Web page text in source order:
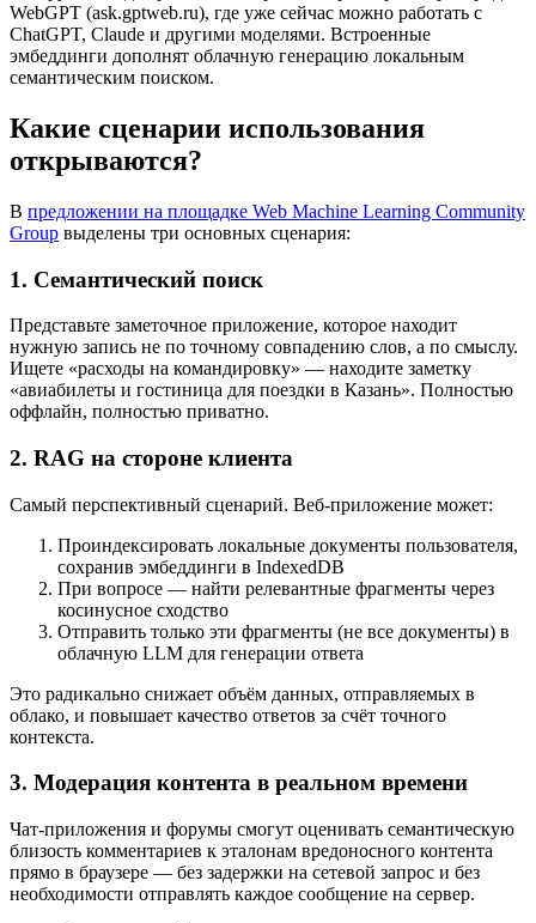
WebGPT (ask.gptweb.ru), где уже сейчас можно работать с
ChatGPT, Claude и другими моделями. Встроенные
эмбеддинги дополнят облачную генерацию локальным
семантическим поиском.
Какие сценарии использования
открываются?
В предложении на площадке Web Machine Learning Community
Group выделены три основных сценария:
1. Семантический поиск
Представьте заметочное приложение, которое находит
нужную запись не по точному совпадению слов, а по смыслу.
Ищете «расходы на командировку» — находите заметку
«авиабилеты и гостиница для поездки в Казань». Полностью
оффлайн, полностью приватно.
2. RAG на стороне клиента
Самый перспективный сценарий. Веб-приложение может:
Проиндексировать локальные документы пользователя,
сохранив эмбеддинги в IndexedDB
При вопросе — найти релевантные фрагменты через
косинусное сходство
Отправить только эти фрагменты (не все документы) в
облачную LLM для генерации ответа
Это радикально снижает объём данных, отправляемых в
облако, и повышает качество ответов за счёт точного
контекста.
3. Модерация контента в реальном времени
Чат-приложения и форумы смогут оценивать семантическую
близость комментариев к эталонам вредоносного контента
прямо в браузере — без задержки на сетевой запрос и без
необходимости отправлять каждое сообщение на сервер.